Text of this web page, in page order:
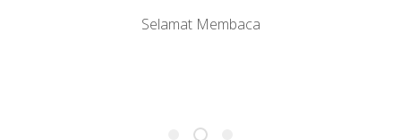
Selamat Membaca